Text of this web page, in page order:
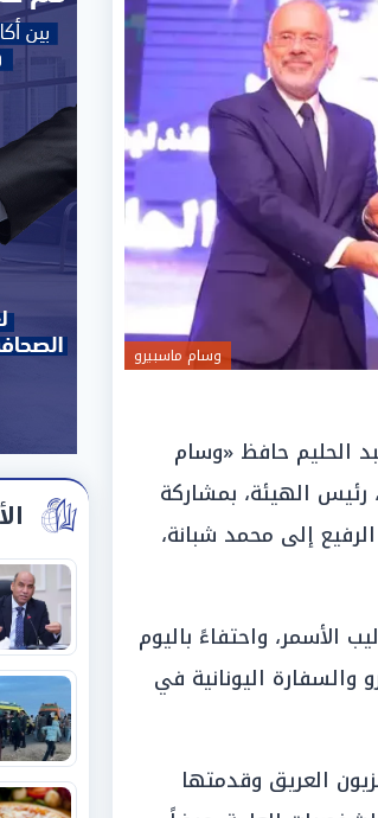
وسام ماسبيرو
الحليم حافظ «وسام
الهيئة، بمشاركة
إلى محمد شبانة،
الأسمر، واحتفاءً باليوم
اليونانية في
العريق وقدمتها